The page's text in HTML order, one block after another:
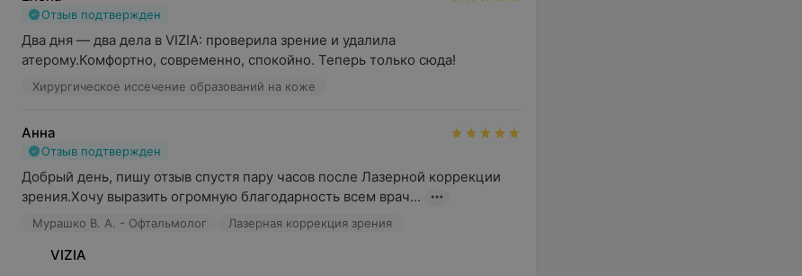
Отзыв подтвержден
Два дня — два дела в VIZIA: проверила зрение и удалила
атерому.Комфортно, современно, спокойно. Теперь только сюда!
Хирургическое иссечение образований на коже
Анна
Отзыв подтвержден
Добрый день, пишу отзыв спустя пару часов после Лазерной коррекции
зрения.Хочу выразить огромную благодарность всем врач...
Мурашко В. А. - Офтальмолог Лазерная коррекция зрения
VIZIA